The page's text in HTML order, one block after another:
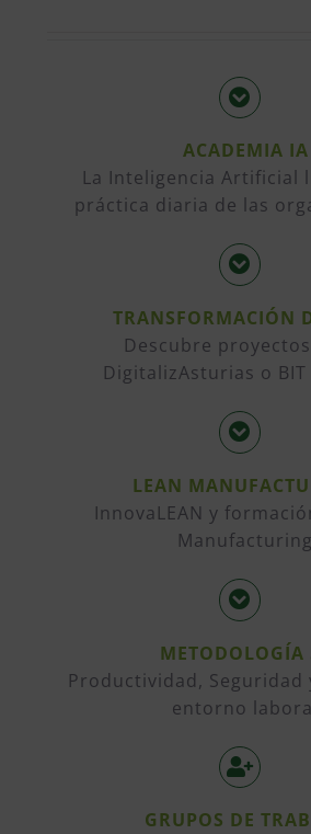
ACADEMIA IA
La Inteligencia Artificial
práctica diaria de las
TRANSFORMACIÓN
Descubre
DigitalizAsturias o
LEAN
InnovaLEAN y
Manufacturing
METODOLOGÍA
Productividad, Seguridad
entorno
GRUPOS DE